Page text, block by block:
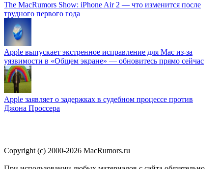
The MacRumors Show: iPhone Air 2 — что изменится после
трудного первого года
Apple выпускает экстренное исправление для Mac из-за
уязвимости в «Общем экране» — обновитесь прямо сейчас
Apple заявляет о задержках в судебном процессе против
Джона Проссера
Copyright (c) 2000-2026 MacRumors.ru